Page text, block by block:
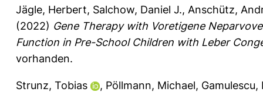
Jägle, Herbert, Salchow, Daniel J., Anschütz,
(2022) Gene Therapy with Voretigene
Function in Pre-School Children with Leber
vorhanden.
Strunz, Tobias , Pöllmann, Michael,